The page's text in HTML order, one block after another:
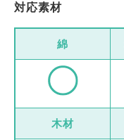
対応素材
綿
木材